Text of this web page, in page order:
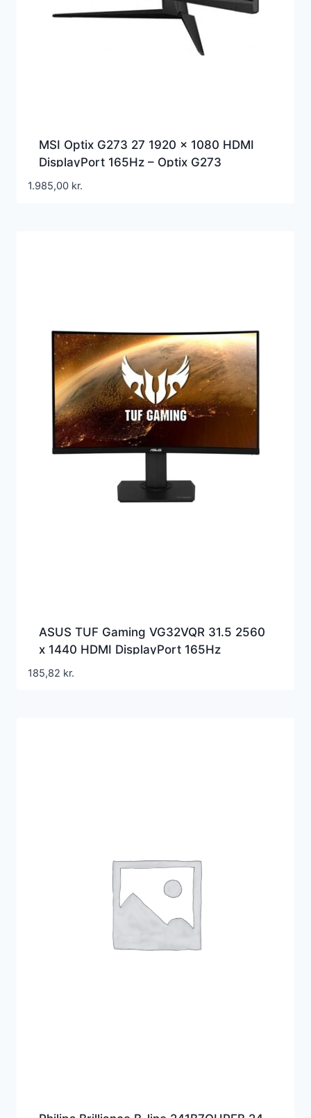
MSI Optix G273 27 1920 x 1080 HDMI
DisplayPort 165Hz – Optix G273
1.985,00 kr.
ASUS TUF Gaming VG32VQR 31.5 2560
x 1440 HDMI DisplayPort 165Hz
185,82 kr.